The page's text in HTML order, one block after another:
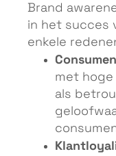
Brand
in het succes
enkele
met hoge
als